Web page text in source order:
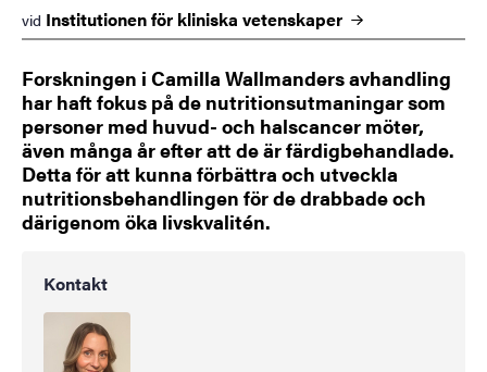
vid Institutionen för kliniska vetenskaper
Forskningen i Camilla Wallmanders avhandling
har haft fokus på de nutritionsutmaningar som
personer med huvud- och halscancer möter,
även många år efter att de är färdigbehandlade.
Detta för att kunna förbättra och utveckla
nutritionsbehandlingen för de drabbade och
därigenom öka livskvalitén.
Kontakt